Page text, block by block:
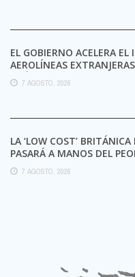
EL GOBIERNO ACELERA EL
AEROLÍNEAS
TRÁMITES
7 AGOSTO, 2026
LA ‘LOW COST’ BRITÁNICA
PASARÁ A MANOS DEL
POSIBLE:
7 AGOSTO, 2026